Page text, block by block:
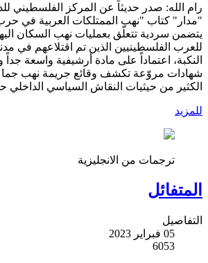
رام الله: صدر حديثاً عن المركز الفلسطيني
يتضمن سردية تتعلّق بعمليات نهب السكان
للعرب الفلسطينيين الذين تم اقتلاعهم في
النكبة، اعتماداً على مادة أرشيفية واسعة
شهادات مروّعة تكشف وقائع جريمة نهب
الكثير من حيثيات النقاش السياسي الداخلي
للمزيد
ترجمات من الانجليزية
المتفائل
التفاصيل
05 فبراير 2023
6053